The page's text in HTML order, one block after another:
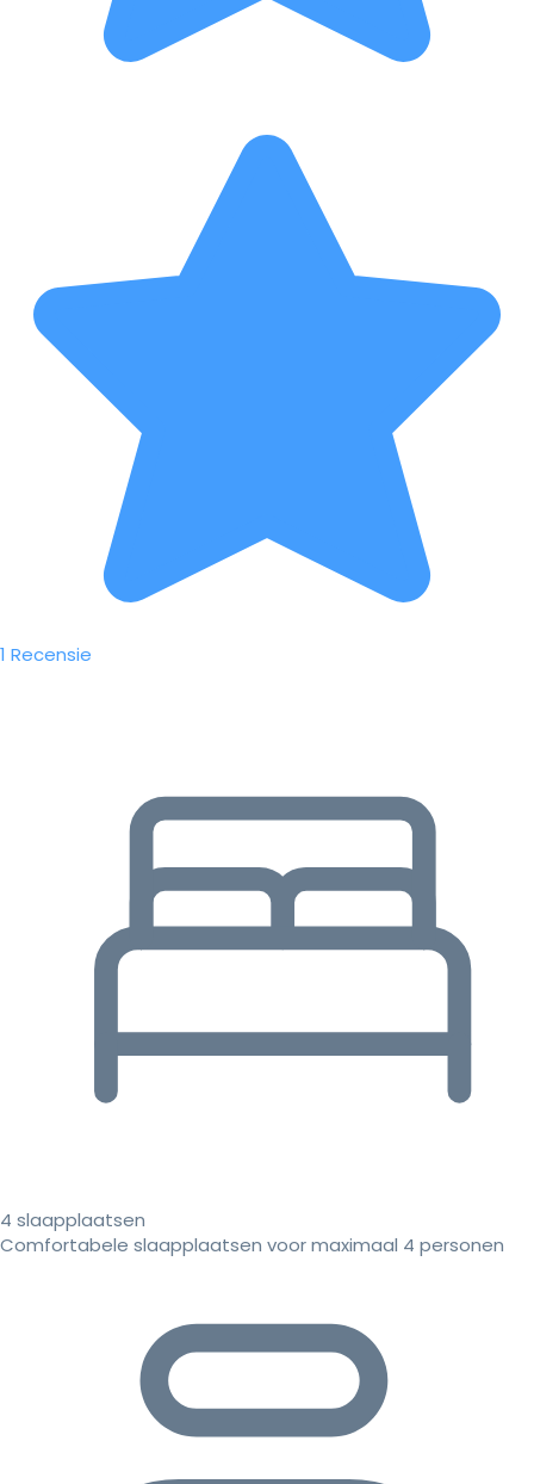
1 Recensie
4 slaapplaatsen
Comfortabele slaapplaatsen voor maximaal 4 personen